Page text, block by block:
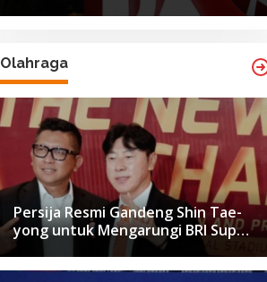
Olahraga
Persija Resmi Gandeng Shin Tae-
yong untuk Mengarungi BRI Super
League 2026-2027